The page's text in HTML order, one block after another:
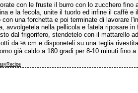
con le fruste il burro con lo zucchero fino
e la fecola, unite il tuorlo ed infine il caffè e
una forchetta e poi terminate di lavorare
avvolgetela nella pellicola e fatela riposare in
dal frigorifero, stendetelo con il mattarello
da ⅚ cm e disponeteli su una teglia
già caldo a 180 gradi per 8-10 minuti fino a